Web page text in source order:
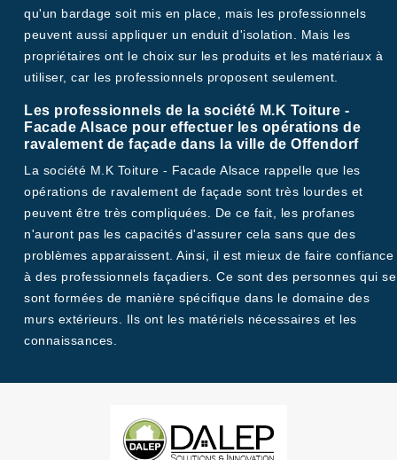
qu'un bardage soit mis en place, mais les professionnels
peuvent aussi appliquer un enduit d'isolation. Mais les
propriétaires ont le choix sur les produits et les matériaux à
utiliser, car les professionnels proposent seulement.
Les professionnels de la société M.K Toiture -
Facade Alsace pour effectuer les opérations de
ravalement de façade dans la ville de Offendorf
La société M.K Toiture - Facade Alsace rappelle que les
opérations de ravalement de façade sont très lourdes et
peuvent être très compliquées. De ce fait, les profanes
n'auront pas les capacités d'assurer cela sans que des
problèmes apparaissent. Ainsi, il est mieux de faire confiance
à des professionnels façadiers. Ce sont des personnes qui se
sont formées de manière spécifique dans le domaine des
murs extérieurs. Ils ont les matériels nécessaires et les
connaissances.